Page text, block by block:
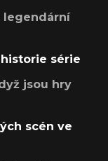
legendární
série
jsou hry
scén ve